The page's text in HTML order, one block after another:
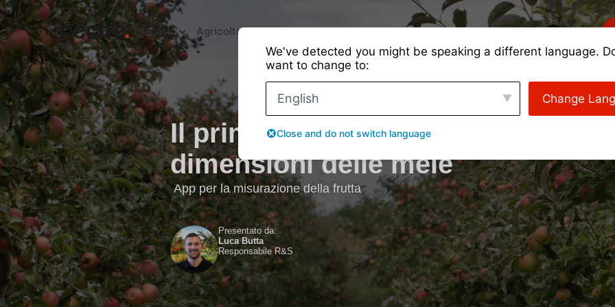
Prodotti Agricoltori Imballatori Tipi di coltura Casi di studio Di Login
Il primo rilevatore personalizzato
dimensioni delle mele
App per la misurazione della frutta
Presentato da:
Luca Butta
Responsabile R&S
We've detected you might be speaking a different language.
want to change to:
English Change
Close and do not switch language